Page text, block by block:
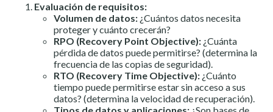
Evaluación de requisitos:
Volumen de datos: ¿Cuántos datos necesita
proteger y cuánto crecerán?
RPO (Recovery Point Objective): ¿Cuánta
pérdida de datos puede permitirse? (determina la
frecuencia de las copias de seguridad).
RTO (Recovery Time Objective): ¿Cuánto
tiempo puede permitirse estar sin acceso a sus
datos? (determina la velocidad de recuperación).